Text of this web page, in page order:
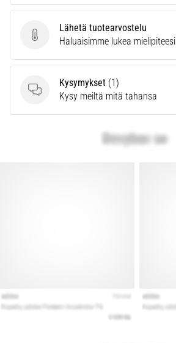
Lähetä tuotearvostelu
Lähetä tuotearvostelu
Haluaisimme lukea mielipiteesi
Kysymykset
Kysymykset (1)
Kysy meiltä mitä tahansa